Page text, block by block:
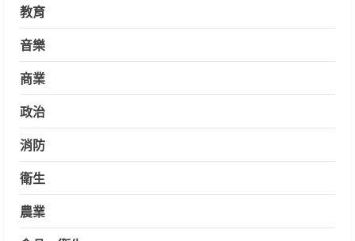
教育
音樂
商業
政治
消防
衛生
農業